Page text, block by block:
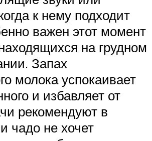
к нему подходит
важен этот момент
на грудном
Запах
молока успокаивает
и избавляет от
рекомендуют в
чадо не хочет